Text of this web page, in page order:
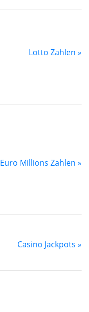
Lotto Zahlen »
Euro Millions Zahlen »
Casino Jackpots »